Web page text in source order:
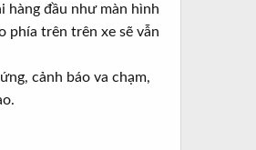
hàng đầu như màn hình
phía trên trên xe sẽ vẫn
cảnh báo va chạm,